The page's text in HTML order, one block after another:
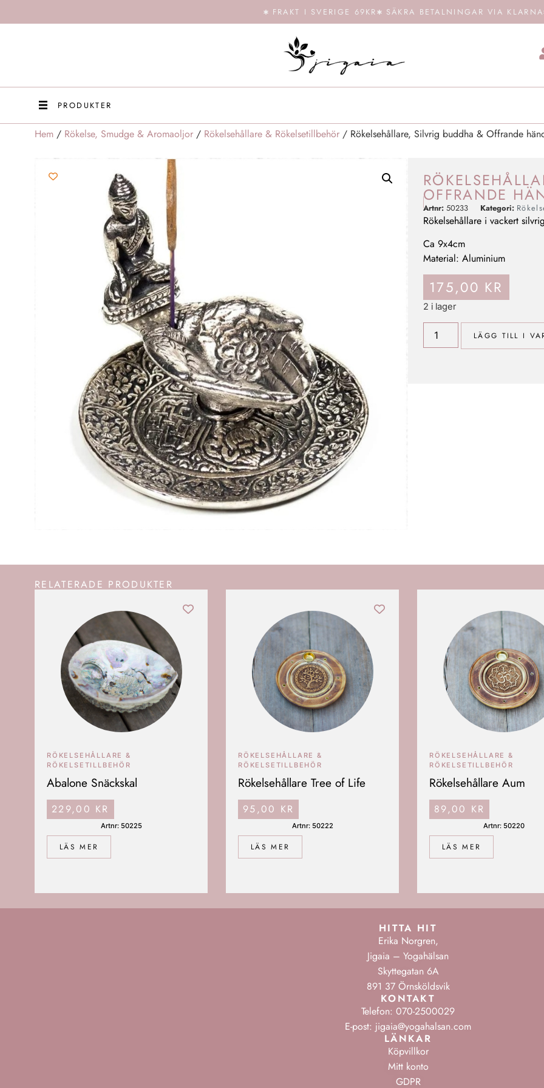
FRAKT I SVERIGE 69KR SÄKRA BETALNINGAR VIA KLARNA
PRODUKTER
Hem / Rökelse, Smudge & Aromaoljor / Rökelsehållare & Rökelsetillbehör / Rökelsehållare, Silvrig buddha & Offrande
OFFRANDE
Artnr: 50233 Kategori:
Rökelsehållare i vackert
Ca 9x4cm
Material: Aluminium
175,00 KR
2 i lager
LÄGG TILL I
RELATERADE PRODUKTER
LÄS MER
RÖKELSEHÅLLARE &
RÖKELSETILLBEHÖR
Abalone Snäckskal
229,00 KR
Artnr: 50225
LÄS MER
RÖKELSEHÅLLARE &
RÖKELSETILLBEHÖR
Rökelsehållare Tree of Life
95,00 KR
Artnr: 50222
LÄS MER
RÖKELSEHÅLLARE &
RÖKELSETILLBEHÖR
Rökelsehållare Aum
89,00 KR
Artnr: 50220
HITTA HIT
Erika Norgren,
Jigaia – Yogahälsan
Skyttegatan 6A
891 37 Örnsköldsvik
KONTAKT
Telefon: 070-2500029
E-post: jigaia@yogahalsan.com
LÄNKAR
Köpvillkor
Mitt konto
GDPR